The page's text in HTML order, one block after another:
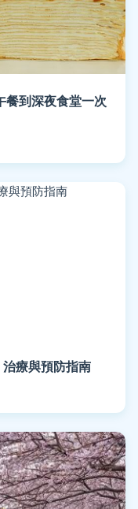
餐到深夜食堂一次
療與預防指南